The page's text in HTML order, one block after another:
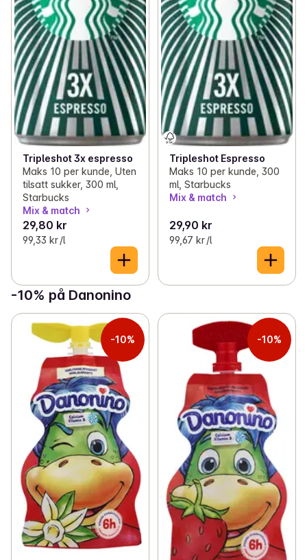
Tripleshot 3x espresso
Maks 10 per kunde, Uten
tilsatt sukker, 300 ml,
Starbucks
Mix & match
29,80 kr
99,33 kr /l
Tripleshot Espresso
Maks 10 per kunde, 300
ml, Starbucks
Mix & match
29,90 kr
99,67 kr /l
-10% på Danonino
-10% -10%